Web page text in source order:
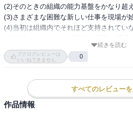
(2)そのときの組織の能力基盤をかなり超
(3)さまざまな困難な新しい仕事を現場が
(4)当初は組織内でそれほど支持されてい
なぜ、オーバーエクステンションが能力
がり、それが企業成長のバネになるのか。
その基本論理の三つのキーワードは、夢
続きを読む
ブクログレビューは
いいねできません
0
すべてのレビュー
作品情報